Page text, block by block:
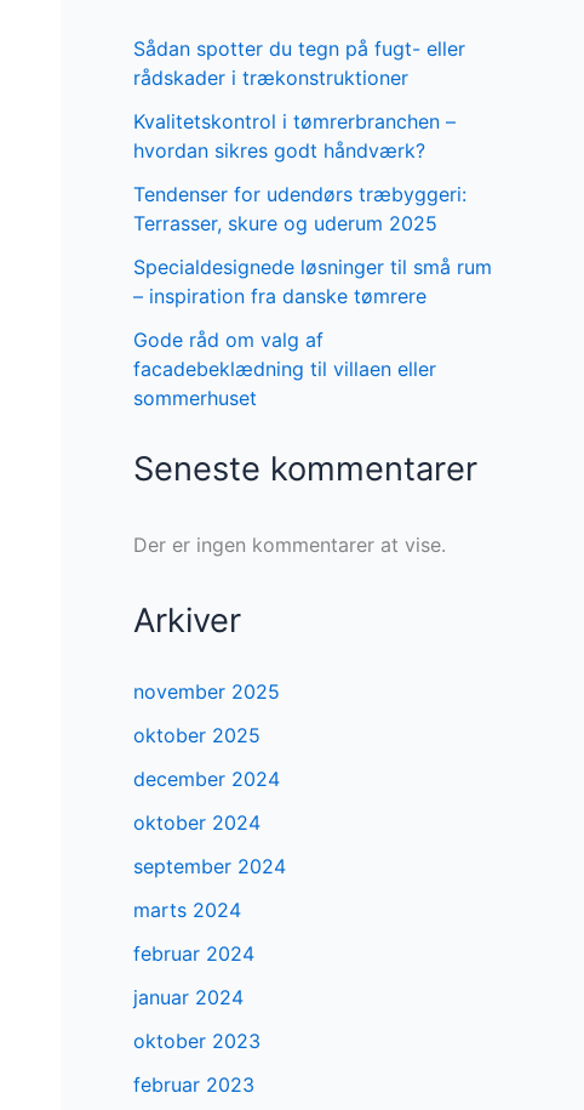
Sådan spotter du tegn på fugt- eller
rådskader i trækonstruktioner
Kvalitetskontrol i tømrerbranchen –
hvordan sikres godt håndværk?
Tendenser for udendørs træbyggeri:
Terrasser, skure og uderum 2025
Specialdesignede løsninger til små rum
– inspiration fra danske tømrere
Gode råd om valg af
facadebeklædning til villaen eller
sommerhuset
Seneste kommentarer
Der er ingen kommentarer at vise.
Arkiver
november 2025
oktober 2025
december 2024
oktober 2024
september 2024
marts 2024
februar 2024
januar 2024
oktober 2023
februar 2023